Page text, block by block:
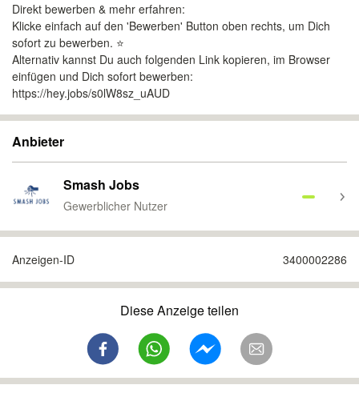
Direkt bewerben & mehr erfahren:
Klicke einfach auf den 'Bewerben' Button oben rechts, um Dich
sofort zu bewerben. ⭐️
Alternativ kannst Du auch folgenden Link kopieren, im Browser
einfügen und Dich sofort bewerben:
https://hey.jobs/s0lW8sz_uAUD
Anbieter
Smash Jobs
Gewerblicher Nutzer
Anzeigen-ID 3400002286
Diese Anzeige teilen